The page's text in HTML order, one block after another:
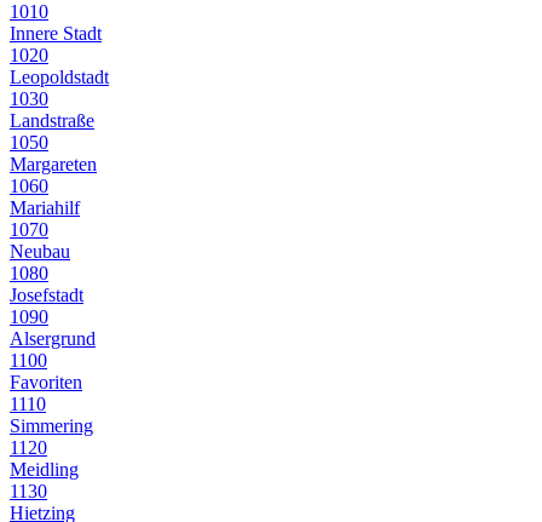
1010
Innere Stadt
1020
Leopoldstadt
1030
Landstraße
1050
Margareten
1060
Mariahilf
1070
Neubau
1080
Josefstadt
1090
Alsergrund
1100
Favoriten
1110
Simmering
1120
Meidling
1130
Hietzing